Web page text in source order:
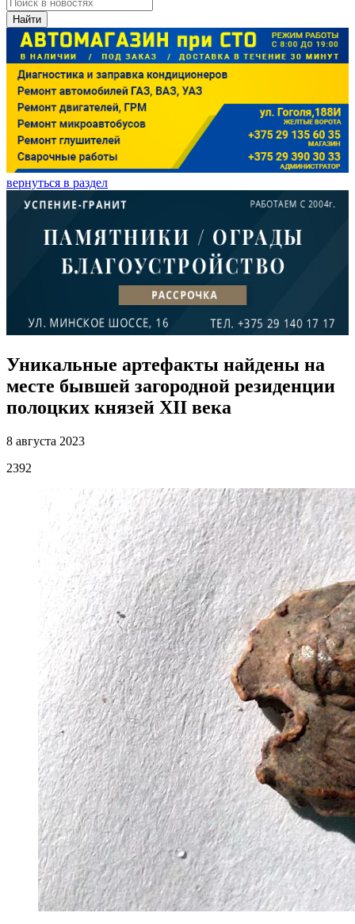
Найти
вернуться в раздел
Уникальные артефакты найдены на
месте бывшей загородной резиденции
полоцких князей XII века
8 августа 2023
2392